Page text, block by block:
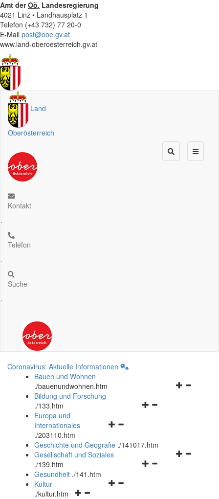
Amt derOö. Landesregierung
4021 Linz • Landhausplatz 1
Telefon (+43 732) 77 20-0
E-Mail post@ooe.gv.at
www.land-oberoesterreich.gv.at
Land
Oberösterreich
Kontakt
.
Telefon
.
Suche
.
Coronavirus: Aktuelle Informationen
Bauen und Wohnen
./bauenundwohnen.htm
Navigationsmenü
Bildung und Forschung
./133.htm
Navigationsmenü
und
schließen
Europa und
Internationales
./203110.htm
Geschichte und Geografie ./141017.htm
Navigationsmenü
Gesellschaft und Soziales
./139.htm
Navigationsmenü
Gesundheit ./141.htm
Navigationsmenü
Kultur
./kultur.htm